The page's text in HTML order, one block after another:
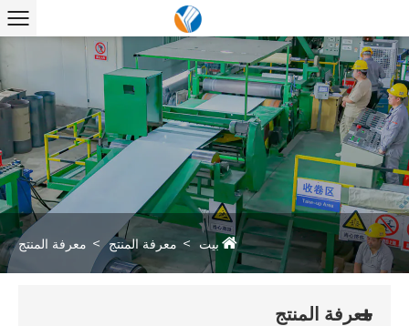
بيت معرفة المنتج معرفة المنتج
معرفة المنتج